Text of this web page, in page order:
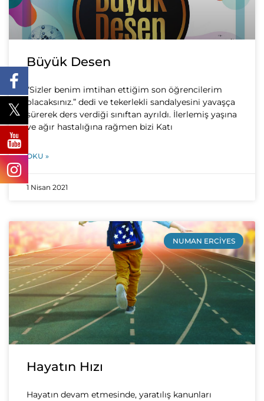
Büyük Desen
“Sizler benim imtihan ettiğim son öğrencilerim
olacaksınız.” dedi ve tekerlekli sandalyesini yavaşça
sürerek ders verdiği sınıftan ayrıldı. İlerlemiş yaşına
ve ağır hastalığına rağmen bizi Katı
OKU »
1 Nisan 2021
NUMAN ERCIYES
Hayatın Hızı
Hayatın devam etmesinde, yaratılış kanunları